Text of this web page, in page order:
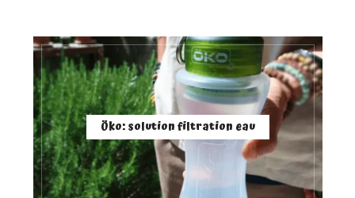
Öko: solution filtration eau